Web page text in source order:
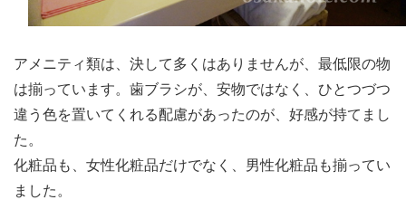
アメニティ類は、決して多くはありませんが、最低限の物
は揃っています。歯ブラシが、安物ではなく、ひとつづつ
違う色を置いてくれる配慮があったのが、好感が持てまし
た。
化粧品も、女性化粧品だけでなく、男性化粧品も揃ってい
ました。